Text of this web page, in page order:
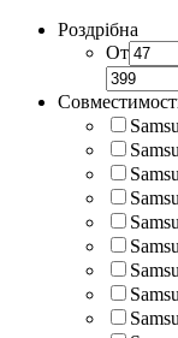
Роздрібна
От